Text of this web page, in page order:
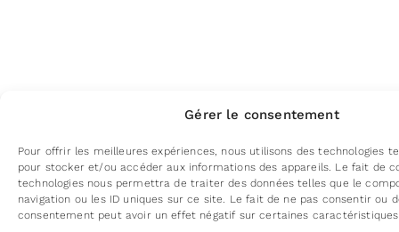
Gérer le consentement
Pour offrir les meilleures expériences, nous utilisons des technologies
pour stocker et/ou accéder aux informations des appareils. Le fait de
technologies nous permettra de traiter des données telles que le
navigation ou les ID uniques sur ce site. Le fait de ne pas consentir ou
consentement peut avoir un effet négatif sur certaines